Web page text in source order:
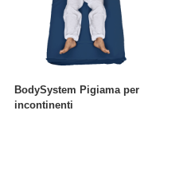
BodySystem Pigiama per
incontinenti